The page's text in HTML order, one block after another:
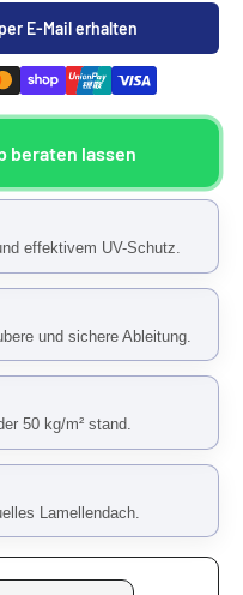
E-Mail erhalten
beraten lassen
effektivem UV-Schutz.
und sichere Ableitung.
50 kg/m² stand.
Lamellendach.